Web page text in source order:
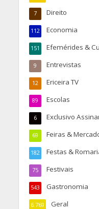
Direito
7
Economia
112
Efemérides &
151
Entrevistas
9
Ericeira TV
12
Escolas
89
Exclusivo
6
Feiras &
69
Festas &
182
Festivais
75
Gastronomia
543
Geral
6.769